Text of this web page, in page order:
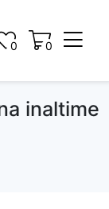
0
0 0
inaltime